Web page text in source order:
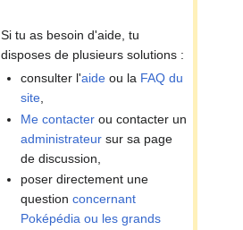
Si tu as besoin d'aide, tu
disposes de plusieurs solutions :
consulter l'aide ou la FAQ du
site,
Me contacter ou contacter un
administrateur sur sa page
de discussion,
poser directement une
questionconcernant
Poképédia ou les grands